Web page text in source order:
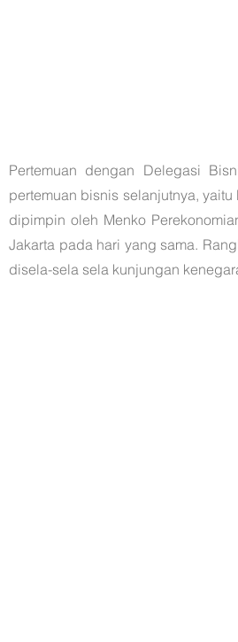
Pertemuan dengan Delegasi
pertemuan bisnis selanjutnya, yaitu
dipimpin oleh Menko
Jakarta pada hari yang sama.
disela-sela sela kunjungan